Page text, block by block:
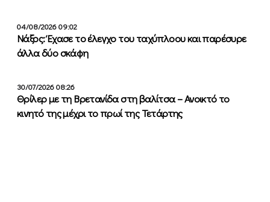
04/08/2026 09:02
Νάξος: Έχασε το έλεγχο του ταχύπλοου και παρέσυρε
άλλα δύο σκάφη
30/07/2026 08:26
Θρίλερ με τη Βρετανίδα στη βαλίτσα – Ανοικτό το
κινητό της μέχρι το πρωί της Τετάρτης